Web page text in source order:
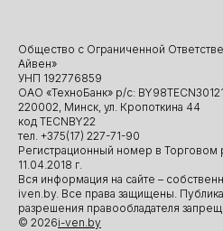
Общество с Ограниченной
Айвен»
УНП 192776859
ОАО «ТехноБанк» р/с:
220002, Минск, ул. Кропоткина 44
код TECNBY22
тел. +375(17) 227-71-90
Регистрационный номер в
11.04.2018 г.
Вся информация на сайте –
iven.by. Все права защищены.
разрешения правообладателя
© 2026i-ven.by